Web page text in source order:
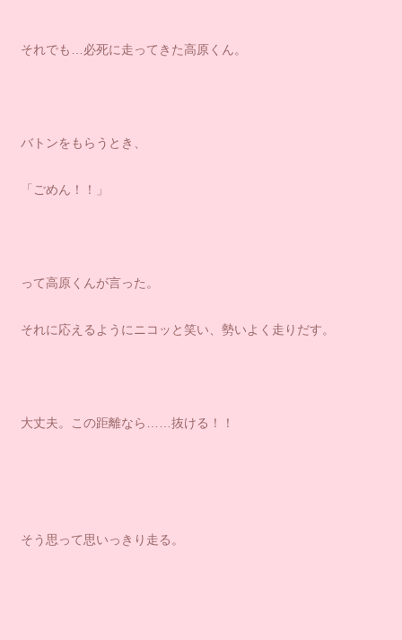
それでも…必死に走ってきた高原くん。
バトンをもらうとき、
「ごめん！！」
って高原くんが言った。
それに応えるようにニコッと笑い、勢いよく走りだす。
大丈夫。この距離なら……抜ける！！
そう思って思いっきり走る。